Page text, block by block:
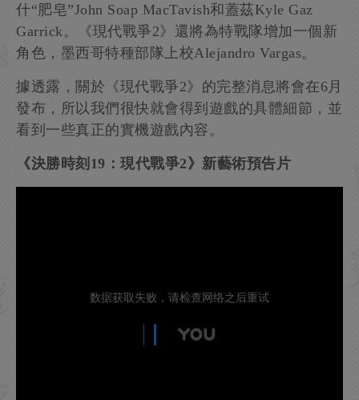
什“肥皂”John Soap MacTavish和蓋茲Kyle Gaz
Garrick。《現代戰爭2》還將為特戰隊增加一個新
角色，墨西哥特種部隊上校Alejandro Vargas。
據透露，關於《現代戰爭2》的完整消息將會在6月
發布，所以我們很快就會得到遊戲的具體細節，並
看到一些真正的實機遊戲內容。
《決勝時刻19：現代戰爭2》新藝術預告片